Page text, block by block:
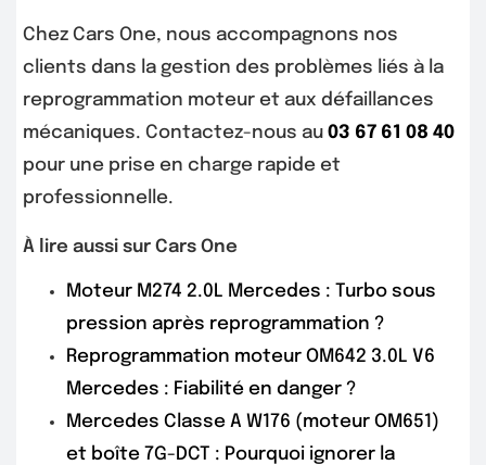
Chez Cars One, nous accompagnons nos
clients dans la gestion des problèmes liés à la
reprogrammation moteur et aux défaillances
mécaniques. Contactez-nous au 03 67 61 08 40
pour une prise en charge rapide et
professionnelle.
À lire aussi sur Cars One
Moteur M274 2.0L Mercedes : Turbo sous
pression après reprogrammation ?
Reprogrammation moteur OM642 3.0L V6
Mercedes : Fiabilité en danger ?
Mercedes Classe A W176 (moteur OM651)
et boîte 7G-DCT : Pourquoi ignorer la